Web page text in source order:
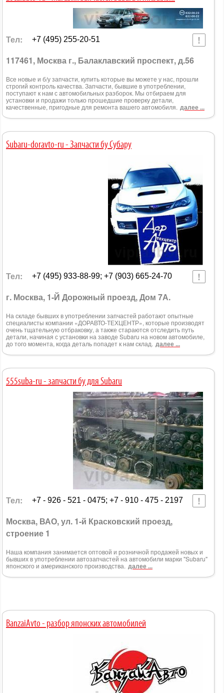
Тел: +7 (495) 255-20-51
117461, Москва г., Балаклавский проспект, д.56
Все новые и б/у запчасти, купить которые вы можете у нас, прошли
строгий контроль качества. Запчасти, бывшие в употреблении,
поступают к нам с автомобильных разборок. Мы отбираем для
установки и продажи только прошедшие проверку детали,
качественные, пригодные для ремонта вашего автомобиля. далее ...
Subaru-doravto-ru - Запчасти бу Субару
Тел: +7 (495) 933-88-99; +7 (903) 665-24-70
г. Москва, 1-Й Дорожный проезд, Дом 7А.
На складе бывших в употреблении запчастей работают опытные
специалисты компании «ДОРАВТО-ТЕХЦЕНТР», которые производят
очень тщательную отбраковку, а также стараются отследить путь
детали, начиная с установки на заводе Subaru на новом автомобиле,
до того момента, когда деталь попадет к нам склад. далее ...
555suba-ru - запчасти бу для Subaru
Тел: +7 - 926 - 521 - 0475; +7 - 910 - 475 - 2197
Москва, ВАО, ул. 1-й Красковский проезд,
строение 1
Наша компания занимается оптовой и розничной продажей новых и
бывших в употреблении автозапчастей на автомобили марки "Subaru"
японского и американского производства. далее ...
BanzaiAvto - разбор японских автомобилей